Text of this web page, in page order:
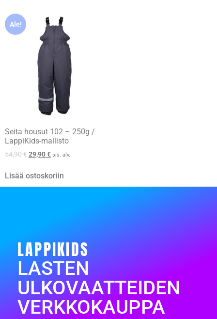
Ale!
Seita housut 102 – 250g /
LappiKids-mallisto
54,90€29,90€ sis. alv.
Lisää ostoskoriin
LAPPIKIDS
LASTEN
ULKOVAATTEIDEN
VERKKOKAUPPA